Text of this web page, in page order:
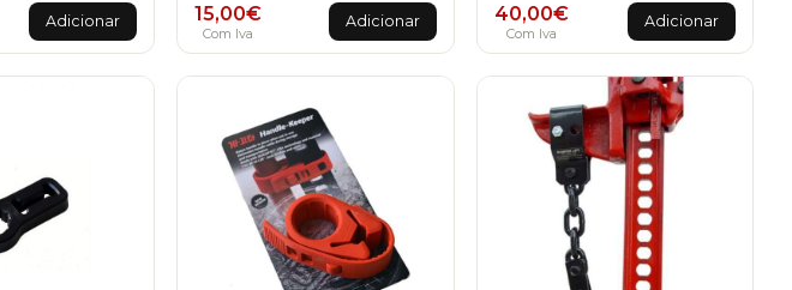
Adicionar 15,00€
Com Iva
Adicionar 40,00€
Com Iva
Adicionar